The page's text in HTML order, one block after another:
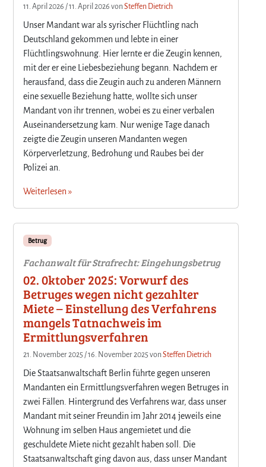
11. April 2026 /11. April 2026 vonSteffen Dietrich
Unser Mandant war als syrischer Flüchtling nach
Deutschland gekommen und lebte in einer
Flüchtlingswohnung. Hier lernte er die Zeugin kennen,
mit der er eine Liebesbeziehung begann. Nachdem er
herausfand, dass die Zeugin auch zu anderen Männern
eine sexuelle Beziehung hatte, wollte sich unser
Mandant von ihr trennen, wobei es zu einer verbalen
Auseinandersetzung kam. Nur wenige Tage danach
zeigte die Zeugin unseren Mandanten wegen
Körperverletzung, Bedrohung und Raubes bei der
Polizei an.
Weiterlesen »
Betrug
Fachanwalt für Strafrecht: Eingehungsbetrug
02. 0ktober 2025: Vorwurf des
Betruges wegen nicht gezahlter
Miete – Einstellung des Verfahrens
mangels Tatnachweis im
Ermittlungsverfahren
21. November 2025 /16. November 2025vonSteffen Dietrich
Die Staatsanwaltschaft Berlin führte gegen unseren
Mandanten ein Ermittlungsverfahren wegen Betruges in
zwei Fällen. Hintergrund des Verfahrens war, dass unser
Mandant mit seiner Freundin im Jahr 2014 jeweils eine
Wohnung im selben Haus angemietet und die
geschuldete Miete nicht gezahlt haben soll. Die
Staatsanwaltschaft ging davon aus, dass unser Mandant